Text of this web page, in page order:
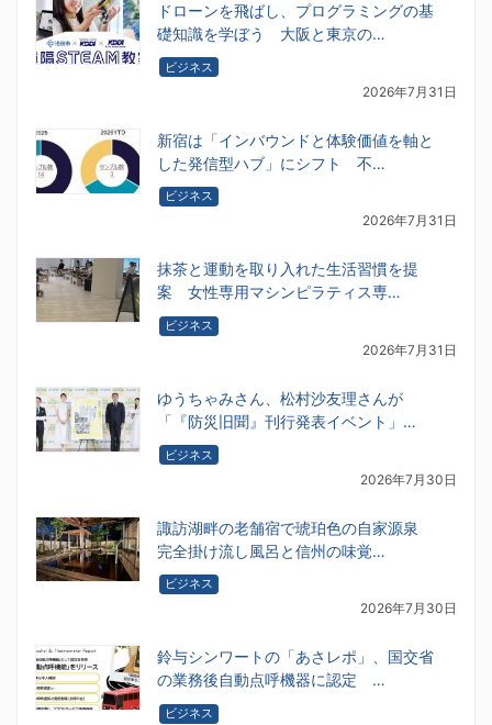
ドローンを飛ばし、プログラミングの基
礎知識を学ぼう 大阪と東京の…
ビジネス
2026年7月31日
新宿は「インバウンドと体験価値を軸と
した発信型ハブ」にシフト 不…
ビジネス
2026年7月31日
抹茶と運動を取り入れた生活習慣を提
案 女性専用マシンピラティス専…
ビジネス
2026年7月31日
ゆうちゃみさん、松村沙友理さんが
「『防災旧聞』刊行発表イベント」…
ビジネス
2026年7月30日
諏訪湖畔の老舗宿で琥珀色の自家源泉
完全掛け流し風呂と信州の味覚…
ビジネス
2026年7月30日
鈴与シンワートの「あさレポ」、国交省
の業務後自動点呼機器に認定 …
ビジネス